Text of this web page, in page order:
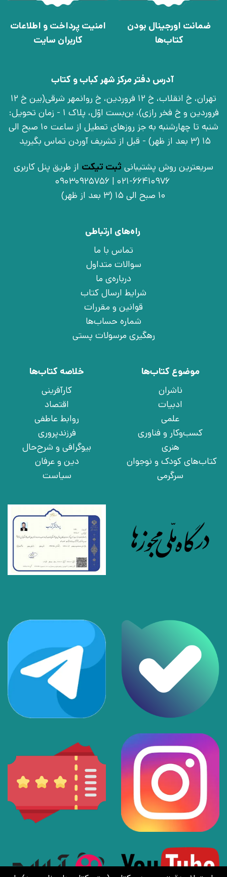
ضمانت اورجینال بودن
کتاب‌ها
امنیت پرداخت و اطلاعات
کاربران سایت
آدرس دفتر مرکز شهر کباب و کتاب
تهران، خ انقلاب، خ 12 فروردین، خ روانمهر شرقی(بین خ 12
فروردین و خ فخر رازی)، بن‌بست اوّل، پلاک 1 - زمان تحویل:
شنبه تا چهارشنبه به جز روزهای تعطیل از ساعت 10 صبح الی
15 (3 بعد از ظهر) - قبل از تشریف آوردن تماس بگیرید
سریعترین روش پشتیبانی ثبت تیکت از طریق پنل کاربری
021-66410976 | 09030925756
10 صبح الی 15 (3 بعد از ظهر)
راه‌های ارتباطی
تماس با ما
سوالات متداول
درباره‌ی ما
شرایط ارسال کتاب
قوانین و مقررات
شماره حساب‌ها
رهگیری مرسولات پستی
موضوع کتاب‌ها
ناشران
ادبیات
علمی
کسب‌وکار و فناوری
هنری
کتاب‌های کودک و نوجوان
سرگرمی
خلاصه کتاب‌ها
کارآفرینی
اقتصاد
روابط عاطفی
فرزندپروری
بیوگرافی و شرح‌حال
دین و عرفان
سیاست